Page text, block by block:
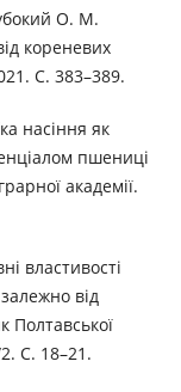
О. М.
кореневих
С. 383–389.
насіння як
пшениці
академії.
властивості
від
Полтавської
С. 18–21.